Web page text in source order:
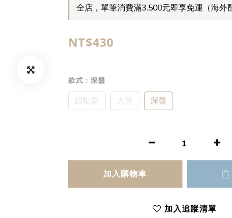
全店，單筆消費滿3,500元即享免運（海外
NT$430
款式 : 深盤
甜點盤 大盤 深盤
加入購物車
加入追蹤清單